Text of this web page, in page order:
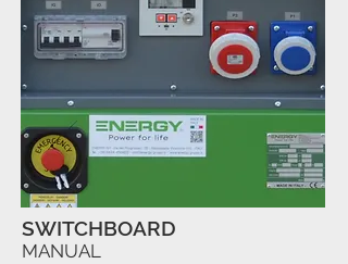
SWITCHBOARD
MANUAL